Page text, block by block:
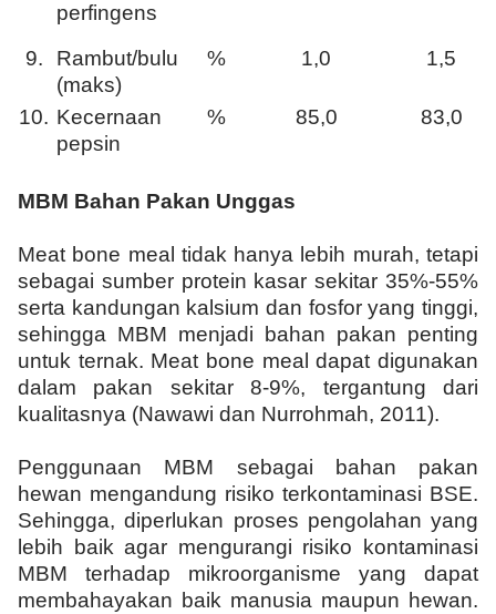
perfingens
9.
Rambut/bulu
(maks)
% 1,0 1,5
10. Kecernaan
pepsin
% 85,0 83,0
MBM Bahan Pakan Unggas
Meat bone meal tidak hanya lebih murah, tetapi
sebagai sumber protein kasar sekitar 35%-55%
serta kandungan kalsium dan fosfor yang tinggi,
sehingga MBM menjadi bahan pakan penting
untuk ternak. Meat bone meal dapat digunakan
dalam pakan sekitar 8-9%, tergantung dari
kualitasnya (Nawawi dan Nurrohmah, 2011).
Penggunaan MBM sebagai bahan pakan
hewan mengandung risiko terkontaminasi BSE.
Sehingga, diperlukan proses pengolahan yang
lebih baik agar mengurangi risiko kontaminasi
MBM terhadap mikroorganisme yang dapat
membahayakan baik manusia maupun hewan.